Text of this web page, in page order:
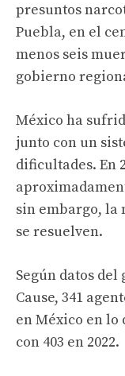
presuntos
Puebla, en el
menos seis
gobierno
México ha
junto con un
dificultades. En
sin embargo, la
se resuelven.
Según datos
Cause, 341
en México en lo
con 403 en 2022.